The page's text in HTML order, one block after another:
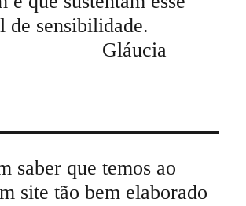
de sensibilidade.
saber que temos ao
site tão bem elaborado